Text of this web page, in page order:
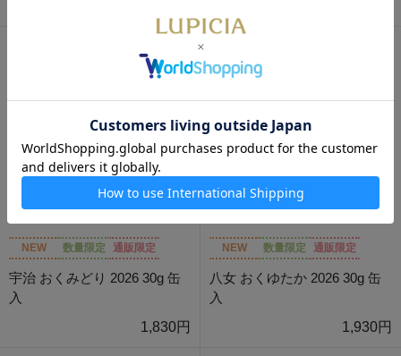
NEW 数量限定 通販限定
宇治 おくみどり 2026 30g 缶
入
1,830円
NEW 数量限定 通販限定
八女 おくゆたか 2026 30g 缶
入
1,930円